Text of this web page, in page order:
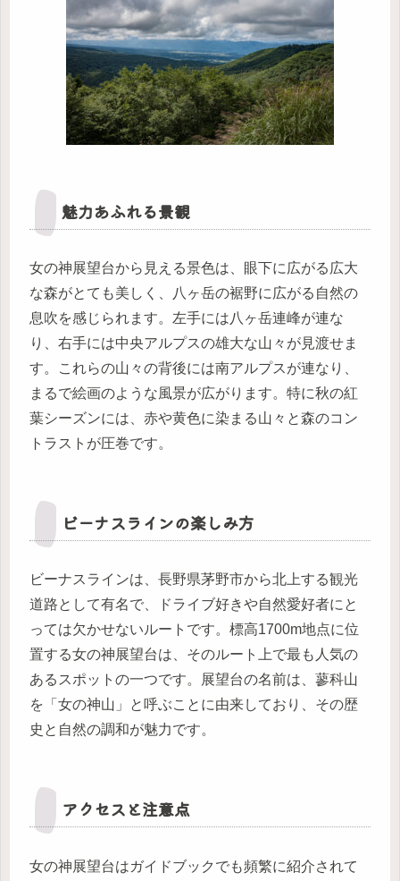
魅力あふれる景観
女の神展望台から見える景色は、眼下に広がる広大
な森がとても美しく、八ヶ岳の裾野に広がる自然の
息吹を感じられます。左手には八ヶ岳連峰が連な
り、右手には中央アルプスの雄大な山々が見渡せま
す。これらの山々の背後には南アルプスが連なり、
まるで絵画のような風景が広がります。特に秋の紅
葉シーズンには、赤や黄色に染まる山々と森のコン
トラストが圧巻です。
ビーナスラインの楽しみ方
ビーナスラインは、長野県茅野市から北上する観光
道路として有名で、ドライブ好きや自然愛好者にと
っては欠かせないルートです。標高1700m地点に位
置する女の神展望台は、そのルート上で最も人気の
あるスポットの一つです。展望台の名前は、蓼科山
を「女の神山」と呼ぶことに由来しており、その歴
史と自然の調和が魅力です。
アクセスと注意点
女の神展望台はガイドブックでも頻繁に紹介されて